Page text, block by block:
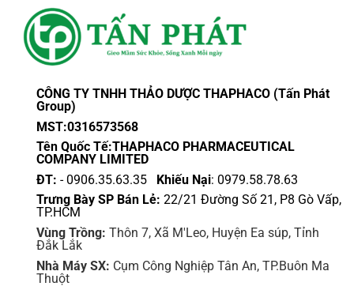
thể
được
trang
phẩm
CÔNG TY TNHH THẢO DƯỢC THAPHACO (Tấn Phát
Group)
MST:0316573568
Tên Quốc Tế:THAPHACO PHARMACEUTICAL
COMPANY LIMITED
ĐT: - 0906.35.63.35 Khiếu Nại: 0979.58.78.63
Trưng Bày SP Bán Lẻ: 22/21 Đường Số 21, P8 Gò Vấp,
TP.HCM
Vùng Trồng: Thôn 7, Xã M'Leo, Huyện Ea súp, Tỉnh
Đắk Lắk
Nhà Máy SX: Cụm Công Nghiệp Tân An, TP.Buôn Ma
Thuột